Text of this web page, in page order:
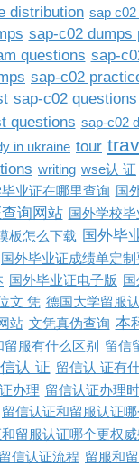
distribution sap
sap-c02 dumps
questions sap-
sap-c02
sap-c02 questions
questions sap-c02
in ukraine tour
writing wse认 证
毕业证在哪里查询 国
询网站 国外学校
板怎么下载 国外毕
国外毕业证成绩单定
国外毕业证电子版
文 凭 德国大学留服
站 文凭真伪查询 本
留服有什么区别
留信
认 证 留信认 证有
办理 留信认证办理
留信认证和留服认证
留服认证哪个更权
留信认证流程 留服和